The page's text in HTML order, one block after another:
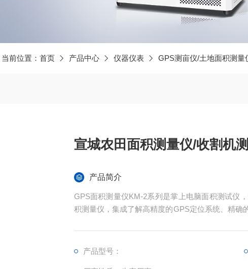
当前位置： 首页 产品中心 仪器仪表 GPS测亩仪/土地面积测量
宣城农田面积测量仪/收割机
产品简介
GPS面积测量仪KM-2系列是掌上电脑面积测试仪
积测量仪，集成了解高精度的GPS定位系统、精确
产品型号：